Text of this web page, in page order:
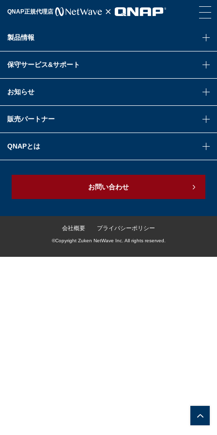
QNAP正規代理店
製品情報
保守サービス&サポート
お知らせ
販売パートナー
QNAPとは
お問い合わせ
会社概要 プライバシーポリシー
©Copyright Zuken NetWave Inc. All rights reserved.